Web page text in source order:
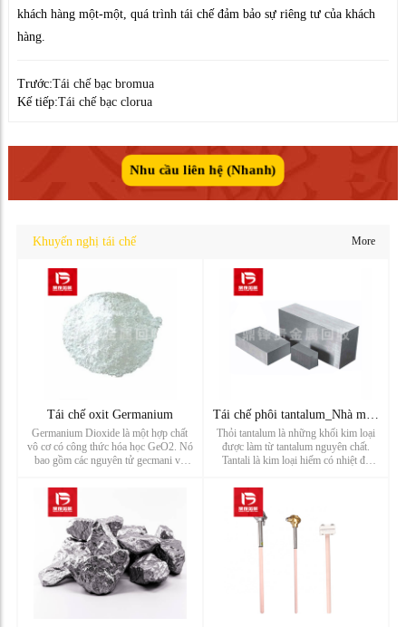
khách hàng một-một, quá trình tái chế đảm bảo sự riêng tư của khách
hàng.
Trước:Tái chế bạc bromua
Kế tiếp:Tái chế bạc clorua
Nhu cầu liên hệ (Nhanh)
Khuyến nghị tái chế More
Tái chế oxit Germanium
Germanium Dioxide là một hợp chất
vô cơ có công thức hóa học GeO2. Nó
bao gồm các nguyên tử gecmani và
gecmani và oxy. Ôxit Germani là chất
rắn kết tinh màu trắng, ổn định ở nhiệt
độ phòng và không dễ tan tr...
Thỏi tantalum là những khối kim loại
được làm từ tantalum nguyên chất.
Tantali là kim loại hiếm có nhiệt độ
điện tốt. Là một trong những nguyên
tố có hàm lượng rất thấp trong vỏ trái
đất nên tantalum dùng ...